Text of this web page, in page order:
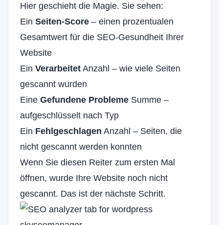
Hier geschieht die Magie. Sie sehen:
Ein Seiten-Score – einen prozentualen
Gesamtwert für die SEO-Gesundheit Ihrer
Website
Ein Verarbeitet Anzahl – wie viele Seiten
gescannt wurden
Eine Gefundene Probleme Summe –
aufgeschlüsselt nach Typ
Ein Fehlgeschlagen Anzahl – Seiten, die
nicht gescannt werden konnten
Wenn Sie diesen Reiter zum ersten Mal
öffnen, wurde Ihre Website noch nicht
gescannt. Das ist der nächste Schritt.